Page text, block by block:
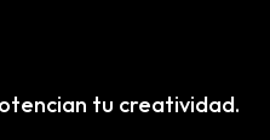
tu creatividad.